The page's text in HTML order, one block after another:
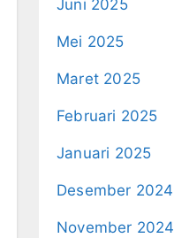
Juni 2025
Mei 2025
Maret 2025
Februari 2025
Januari 2025
Desember 2024
November 2024